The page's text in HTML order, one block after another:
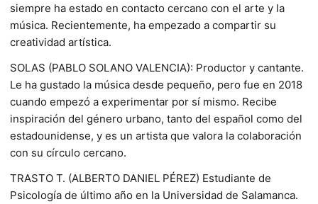
siempre ha estado en contacto cercano con el arte y la
música. Recientemente, ha empezado a compartir su
creatividad artística.
SOLAS (PABLO SOLANO VALENCIA): Productor y cantante.
Le ha gustado la música desde pequeño, pero fue en 2018
cuando empezó a experimentar por sí mismo. Recibe
inspiración del género urbano, tanto del español como del
estadounidense, y es un artista que valora la colaboración
con su círculo cercano.
TRASTO T. (ALBERTO DANIEL PÉREZ) Estudiante de
Psicología de último año en la Universidad de Salamanca.